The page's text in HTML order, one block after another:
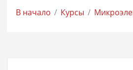
В начало Курсы